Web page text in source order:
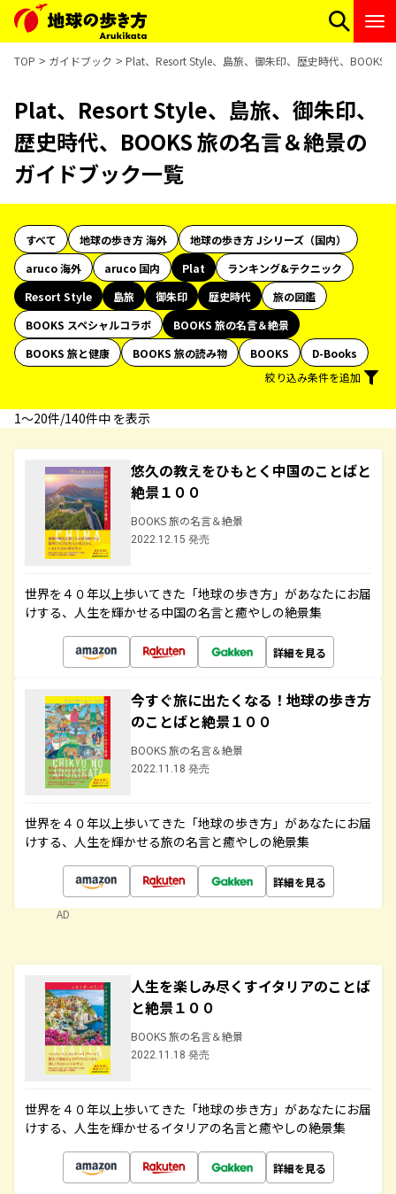
TOP ガイドブック Plat、Resort Style、島旅、御朱印、歴史時代、BOOKS
Plat、Resort Style、島旅、御朱印、
歴史時代、BOOKS 旅の名言＆絶景の
ガイドブック一覧
すべて 地球の歩き方 海外
地球の歩き方 Jシリーズ（国内）
aruco 海外
aruco 国内 Plat
ランキング&テクニック
Resort Style
島旅 御朱印 歴史時代
旅の図鑑
BOOKS スペシャルコラボ
BOOKS 旅の名言＆絶景
BOOKS 旅と健康
BOOKS 旅の読み物 BOOKS
D-Books
絞り込み条件を追加
1〜20件/140件中 を表示
悠久の教えをひもとく中国のことばと
絶景１００
BOOKS 旅の名言＆絶景
2022.12.15 発売
世界を４０年以上歩いてきた「地球の歩き方」があなたにお届
けする、人生を輝かせる中国の名言と癒やしの絶景集
詳細を見る
今すぐ旅に出たくなる！地球の歩き方
のことばと絶景１００
BOOKS 旅の名言＆絶景
2022.11.18 発売
世界を４０年以上歩いてきた「地球の歩き方」があなたにお届
けする、人生を輝かせる旅の名言と癒やしの絶景集
詳細を見る
AD
人生を楽しみ尽くすイタリアのことば
と絶景１００
BOOKS 旅の名言＆絶景
2022.11.18 発売
世界を４０年以上歩いてきた「地球の歩き方」があなたにお届
けする、人生を輝かせるイタリアの名言と癒やしの絶景集
詳細を見る